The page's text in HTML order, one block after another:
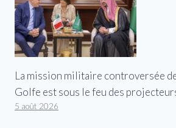
La mission militaire controversée
Golfe est sous le feu des
5 août 2026